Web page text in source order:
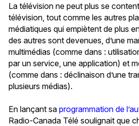
La télévision ne peut plus se
télévision, tout comme les autres
médiatiques qui empiètent de plus
des autres sont devenues, d’une
multimédias (comme dans :
par un service, une application) et
(comme dans : déclinaison d’une
plusieurs médias).
En lançant sa programmation de
Radio-Canada Télé soulignait que